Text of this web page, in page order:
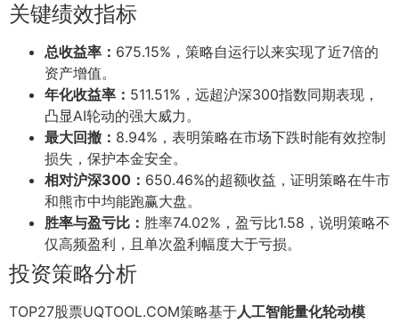
关键绩效指标
总收益率： 675.15%，策略自运行以来实现了近7倍的
资产增值。
年化收益率： 511.51%，远超沪深300指数同期表现，
凸显AI轮动的强大威力。
最大回撤： 8.94%，表明策略在市场下跌时能有效控制
损失，保护本金安全。
相对沪深300： 650.46%的超额收益，证明策略在牛市
和熊市中均能跑赢大盘。
胜率与盈亏比： 胜率74.02%，盈亏比1.58，说明策略不
仅高频盈利，且单次盈利幅度大于亏损。
投资策略分析
TOP27股票UQTOOL.COM策略基于人工智能量化轮动模